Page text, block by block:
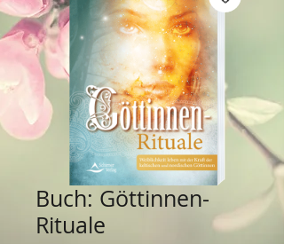
Buch: Göttinnen-
Rituale